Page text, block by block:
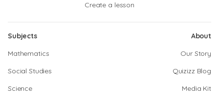
Create a lesson
Subjects
Mathematics
Social Studies
Science
About
Our Story
Quizizz Blog
Media Kit